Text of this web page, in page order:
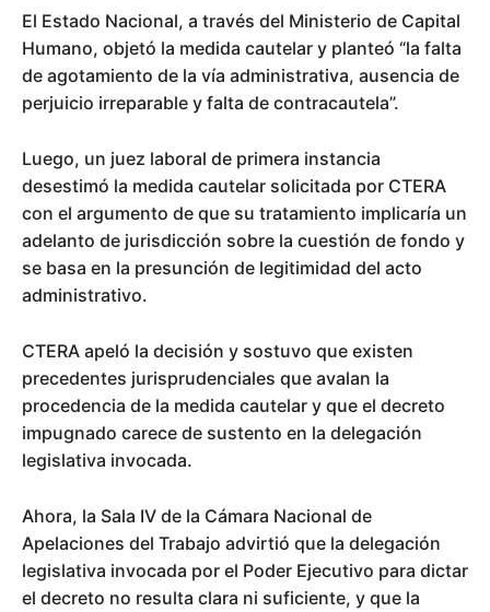
El Estado Nacional, a través del Ministerio de Capital
Humano, objetó la medida cautelar y planteó “la falta
de agotamiento de la vía administrativa, ausencia de
perjuicio irreparable y falta de contracautela”.
Luego, un juez laboral de primera instancia
desestimó la medida cautelar solicitada por CTERA
con el argumento de que su tratamiento implicaría un
adelanto de jurisdicción sobre la cuestión de fondo y
se basa en la presunción de legitimidad del acto
administrativo.
CTERA apeló la decisión y sostuvo que existen
precedentes jurisprudenciales que avalan la
procedencia de la medida cautelar y que el decreto
impugnado carece de sustento en la delegación
legislativa invocada.
Ahora, la Sala IV de la Cámara Nacional de
Apelaciones del Trabajo advirtió que la delegación
legislativa invocada por el Poder Ejecutivo para dictar
el decreto no resulta clara ni suficiente, y que la